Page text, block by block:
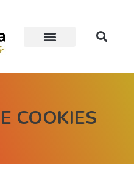
COOKIES